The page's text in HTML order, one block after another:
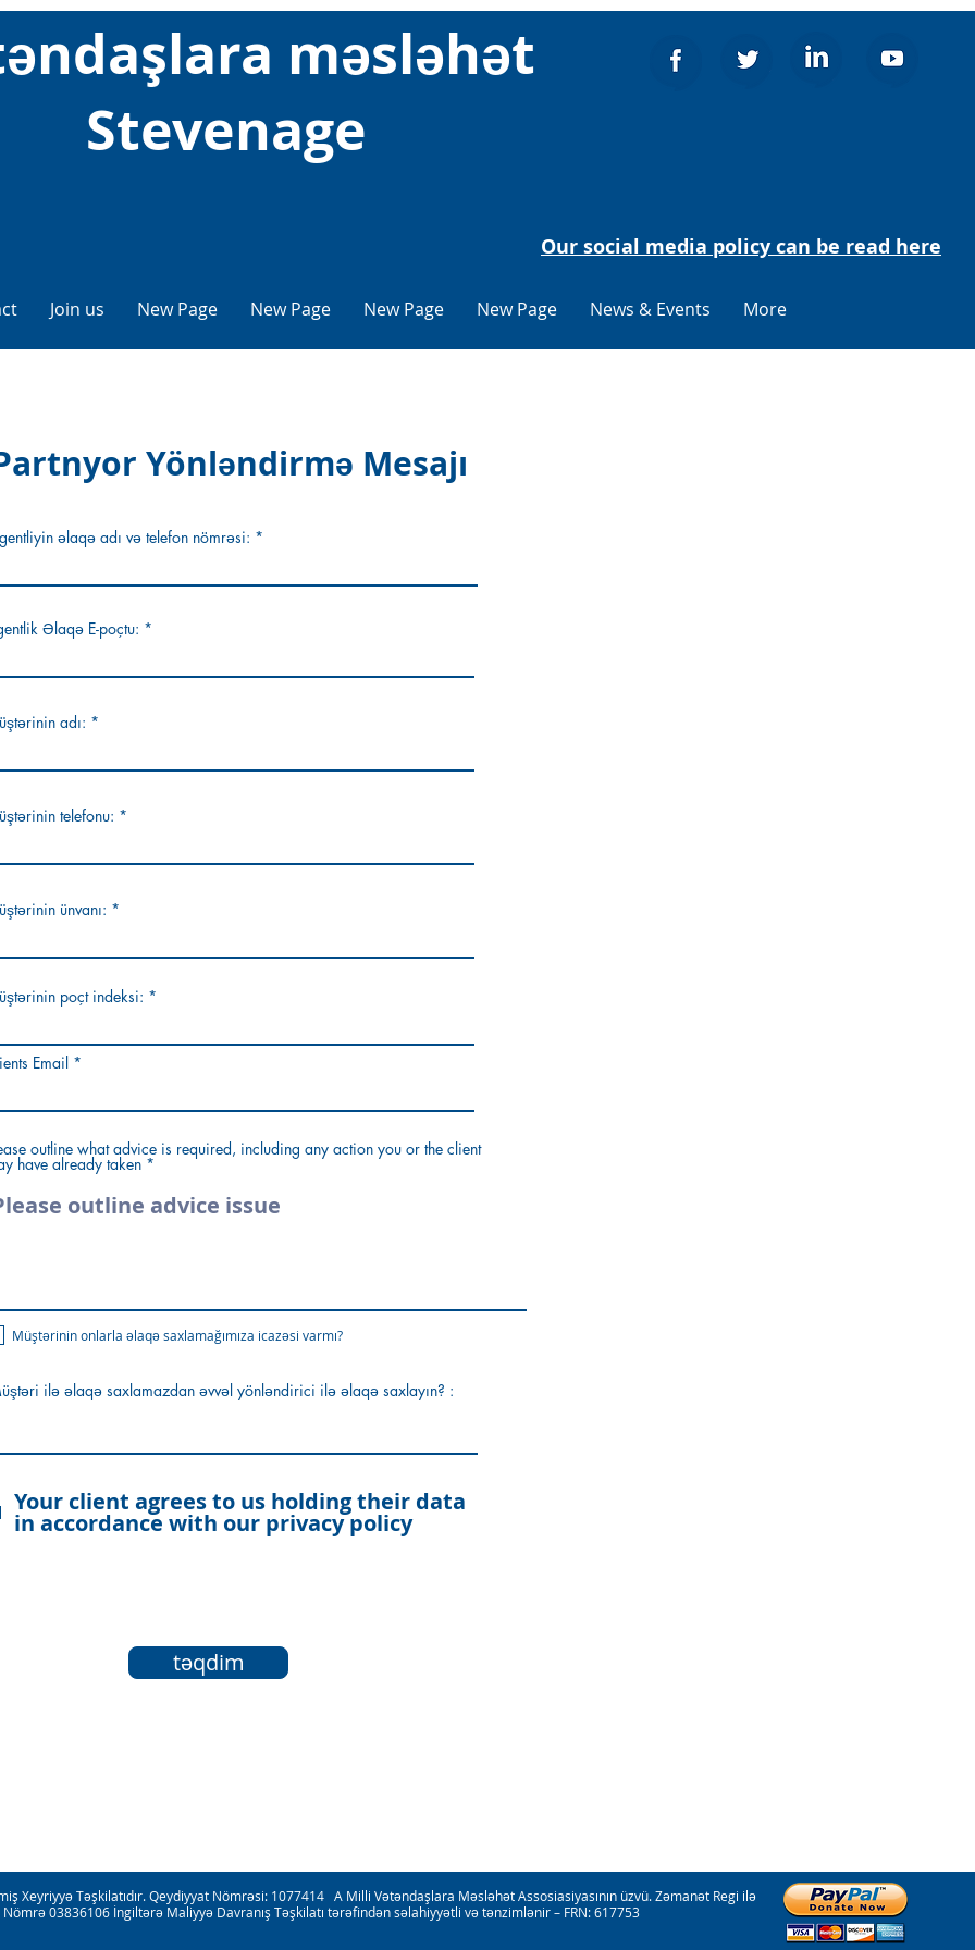
məsləhət
Stevenage
Our social media policy can be read here
Join us New Page New Page New Page New Page News & Events More
Yönləndirmə Mesajı
əlaqə adı və telefon nömrəsi:
Əlaqə E-poçtu:
adı:
telefonu:
ünvanı:
poçt indeksi:
Email
outline what advice is required, including any action you or the client
have already taken
Müştərinin onlarla əlaqə saxlamağımıza icazəsi varmı?
ilə əlaqə saxlamazdan əvvəl yönləndirici ilə əlaqə saxlayın? :
Your client agrees to us holding their data
in accordance with our privacy policy
təqdim
Xeyriyyə Təşkilatıdır. Qeydiyyat Nömrəsi: 1077414 A Milli Vətəndaşlara Məsləhət Assosiasiyasının üzvü. Zəmanət Regi ilə
Nömrə 03836106 İngiltərə Maliyyə Davranış Təşkilatı tərəfindən səlahiyyətli və tənzimlənir – FRN: 617753